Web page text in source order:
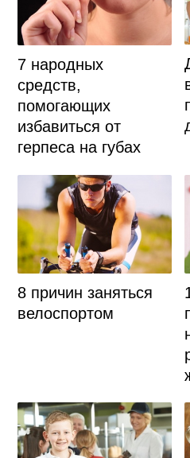
7 народных
средств,
помогающих
избавиться от
герпеса на губах
8 причин заняться
велоспортом